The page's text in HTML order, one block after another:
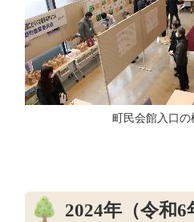
町民会館入口の
2024年（令和